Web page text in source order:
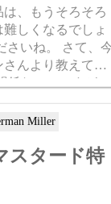
、もうそろそろ
しくなるでしょ
んより教えても
お好きだと思う
Miller
スタード特